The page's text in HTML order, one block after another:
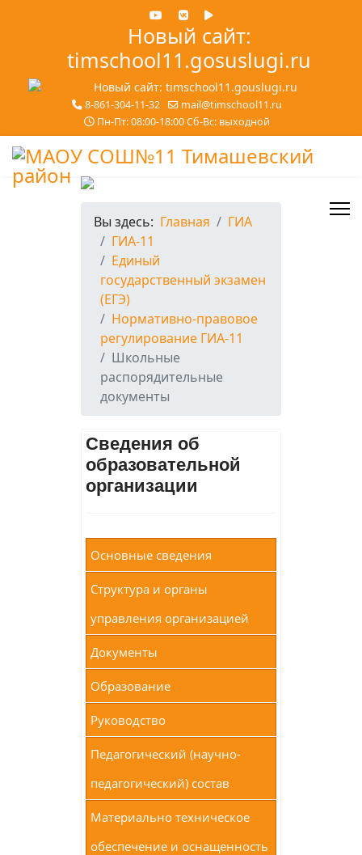
Новый сайт:
timschool11.gosuslugi.ru
8-861-304-11-32
mail@timschool11.ru
Пн-Пт: 08:00-18:00 Сб-Вс: выходной
Вы здесь: Главная
ГИА
ГИА-11
Единый
государственный экзамен
(ЕГЭ)
Нормативно-правовое
регулирование ГИА-11
Школьные
распорядительные
документы
Сведения об
образовательной
организации
Основные сведения
Структура и органы
управления организацией
Документы
Образование
Руководство
Педагогический (научно-
педагогический) состав
Материально техническое
обеспечение и оснащенность